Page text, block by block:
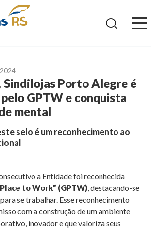
Sindilojas Porto Alegre é
GPTW e conquista
mental
selo é um reconhecimento ao
a Entidade foi reconhecida
to Work” (GPTW), destacando-se
se trabalhar. Esse reconhecimento
com a construção de um ambiente
inovador e que valoriza seus